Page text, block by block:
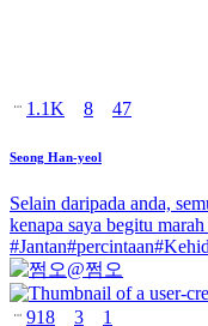
1.1K 8 47
Seong Han-yeol
Selain daripada anda,
kenapa saya begitu
#Jantan#percintaan#
@쩜오
918 3 1